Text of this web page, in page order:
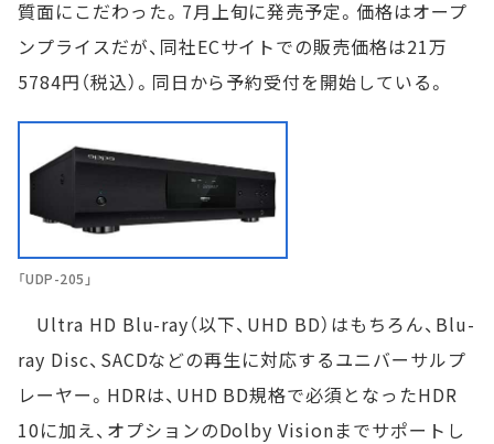
質面にこだわった。7月上旬に発売予定。価格はオープ
ンプライスだが、同社ECサイトでの販売価格は21万
5784円（税込）。同日から予約受付を開始している。
「UDP-205」
Ultra HD Blu-ray（以下、UHD BD）はもちろん、Blu-
ray Disc、SACDなどの再生に対応するユニバーサルプ
レーヤー。HDRは、UHD BD規格で必須となったHDR
10に加え、オプションのDolby Visionまでサポートし